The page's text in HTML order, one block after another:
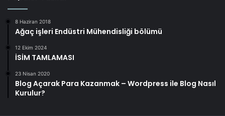
8 Haziran 2018
Ağaç işleri Endüstri Mühendisliği bölümü
12 Ekim 2024
İSİM TAMLAMASI
23 Nisan 2020
Blog Açarak Para Kazanmak – Wordpress ile Blog Nasıl
Kurulur?